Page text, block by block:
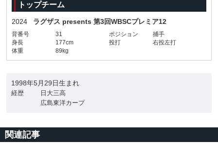
トップチーム
2024 ラグザス presents 第3回WBSCプレミア12
背番号 31 ポジション
捕手
身長
177cm 投打
右投左打
体重
89kg
1998年5月29日生まれ
経歴
日大三高
広島東洋カープ
関連記事